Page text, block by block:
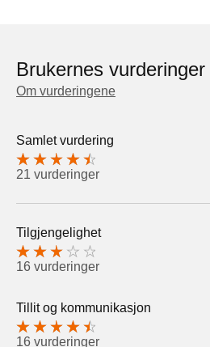
Brukernes vurderinger
Om vurderingene
Samlet vurdering
21 vurderinger
Tilgjengelighet
16 vurderinger
Tillit og kommunikasjon
16 vurderinger